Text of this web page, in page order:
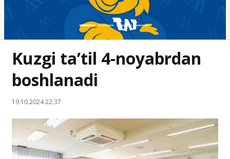
Kuzgi ta’til 4-noyabrdan
boshlanadi
19.10.2024 22:37